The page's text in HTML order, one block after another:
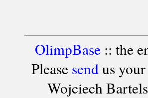
OlimpBase:: the
Please sendus your
Wojciech